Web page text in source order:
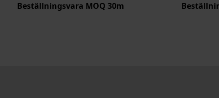
Beställningsvara MOQ 30m